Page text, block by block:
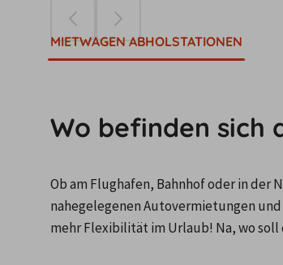
MIETWAGEN ABHOLSTATIONEN
Wo befinden sich
Ob am Flughafen, Bahnhof oder in
nahegelegenen Autovermietungen
mehr Flexibilität im Urlaub! Na, wo